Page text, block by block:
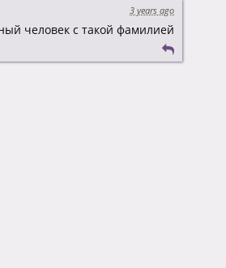
3 years ago
человек с такой фамилией